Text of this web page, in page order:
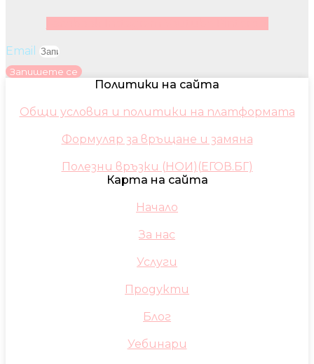
Email
Запишете се
Политики на сайта
Общи условия и политики на платформата
Формуляр за връщане и замяна
Полезни връзки (НОИ)(ЕГОВ.БГ)
Карта на сайта
Начало
За нас
Услуги
Продукти
Блог
Уебинари